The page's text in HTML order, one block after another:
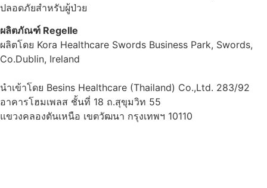
ปลอดภัยสำหรับผู้ป่วย
ผลิตภัณฑ์ Regelle
ผลิตโดย Kora Healthcare Swords Business Park, Swords,
Co.Dublin, Ireland
นำเข้าโดย Besins Healthcare (Thailand) Co.,Ltd. 283/92
อาคารโฮมเพลส ชั้นที่ 18 ถ.สุขุมวิท 55
แขวงคลองตันเหนือ เขตวัฒนา กรุงเทพฯ 10110